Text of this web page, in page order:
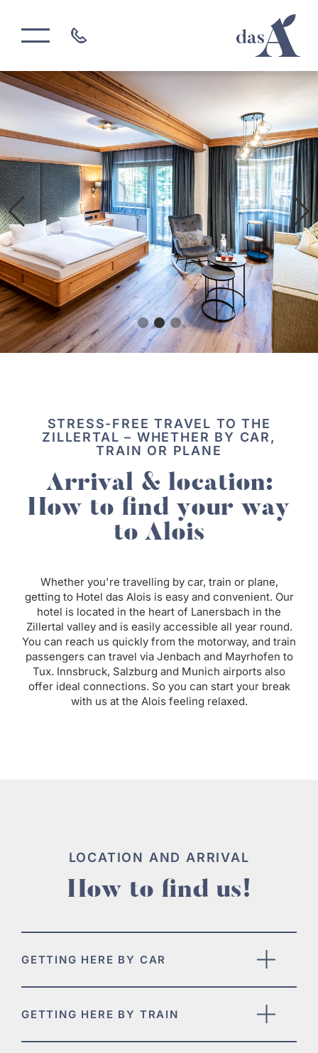
STRESS-FREE TRAVEL TO THE
ZILLERTAL – WHETHER BY CAR,
TRAIN OR PLANE
Arrival & location:
How to find your way
to Alois
Whether you're travelling by car, train or plane,
getting to Hotel das Alois is easy and convenient. Our
hotel is located in the heart of Lanersbach in the
Zillertal valley and is easily accessible all year round.
You can reach us quickly from the motorway, and train
passengers can travel via Jenbach and Mayrhofen to
Tux. Innsbruck, Salzburg and Munich airports also
offer ideal connections. So you can start your break
with us at the Alois feeling relaxed.
LOCATION AND ARRIVAL
How to find us!
GETTING HERE BY CAR
GETTING HERE BY TRAIN